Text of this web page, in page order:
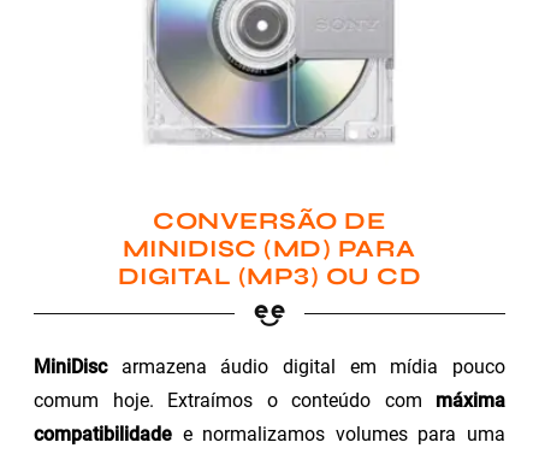
CONVERSÃO DE
MINIDISC (MD) PARA
DIGITAL (MP3) OU CD
MiniDiscarmazena áudio digital em mídia pouco
comum hoje. Extraímos o conteúdo com máxima
compatibilidade e normalizamos volumes para uma